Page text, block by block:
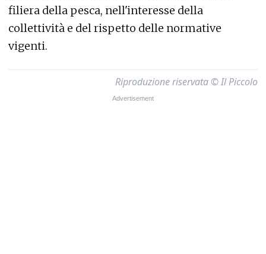
filiera della pesca, nell'interesse della
collettività e del rispetto delle normative
vigenti.
Riproduzione riservata © Il Piccolo